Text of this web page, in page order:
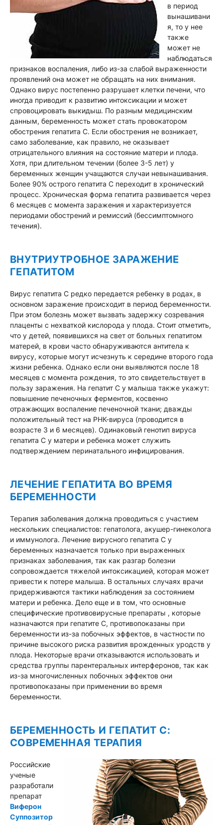
в период
вынашивани
я, то у нее
также
может не
наблюдаться
признаков воспаления, либо из-за слабой выраженности
проявлений она может не обращать на них внимания.
Однако вирус постепенно разрушает клетки печени, что
иногда приводит к развитию интоксикации и может
спровоцировать выкидыш. По разным медицинским
данным, беременность может стать провокатором
обострения гепатита C. Если обострения не возникает,
само заболевание, как правило, не оказывает
отрицательного влияния на состояние матери и плода.
Хотя, при длительном течении (более 3-5 лет) у
беременных женщин учащаются случаи невынашивания.
Более 90% острого гепатита C переходит в хронический
процесс. Хроническая форма гепатита развивается через
6 месяцев с момента заражения и характеризуется
периодами обострений и ремиссий (бессимптомного
течения).
ВНУТРИУТРОБНОЕ ЗАРАЖЕНИЕ
ГЕПАТИТОМ
Вирус гепатита C редко передается ребенку в родах, в
основном заражение происходит в период беременности.
При этом болезнь может вызвать задержку созревания
плаценты с нехваткой кислорода у плода. Стоит отметить,
что у детей, появившихся на свет от больных гепатитом
матерей, в крови часто обнаруживаются антитела к
вирусу, которые могут исчезнуть к середине второго года
жизни ребенка. Однако если они выявляются после 18
месяцев с момента рождения, то это свидетельствует в
пользу заражения. На гепатит C у малыша также укажут:
повышение печеночных ферментов, косвенно
отражающих воспаление печеночной ткани; дважды
положительный тест на РНК-вируса (проводится в
возрасте 3 и 6 месяцев). Одинаковый генотип вируса
гепатита С у матери и ребенка может служить
подтверждением перинатального инфицирования.
ЛЕЧЕНИЕ ГЕПАТИТА ВО ВРЕМЯ
БЕРЕМЕННОСТИ
Терапия заболевания должна проводиться с участием
нескольких специалистов: гепатолога, акушер-гинеколога
и иммунолога. Лечение вирусного гепатита C у
беременных назначается только при выраженных
признаках заболевания, так как разгар болезни
сопровождается тяжелой интоксикацией, которая может
привести к потере малыша. В остальных случаях врачи
придерживаются тактики наблюдения за состоянием
матери и ребенка. Дело еще и в том, что основные
специфические противовирусные препараты , которые
назначаются при гепатите C, противопоказаны при
беременности из-за побочных эффектов, в частности по
причине высокого риска развития врожденных уродств у
плода. Некоторые врачи отказываются использовать и
средства группы парентеральных интерферонов, так как
из-за многочисленных побочных эффектов они
противопоказаны при применении во время
беременности.
БЕРЕМЕННОСТЬ И ГЕПАТИТ С:
СОВРЕМЕННАЯ ТЕРАПИЯ
Российские
ученые
разработали
препарат
Виферон
Суппозитор